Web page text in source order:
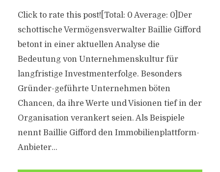
Click to rate this post![Total: 0 Average: 0]Der
schottische Vermögensverwalter Baillie Gifford
betont in einer aktuellen Analyse die
Bedeutung von Unternehmenskultur für
langfristige Investmenterfolge. Besonders
Gründer-geführte Unternehmen böten
Chancen, da ihre Werte und Visionen tief in der
Organisation verankert seien. Als Beispiele
nennt Baillie Gifford den Immobilienplattform-
Anbieter...